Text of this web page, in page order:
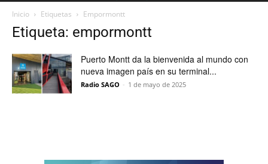
Inicio Etiquetas Empormontt
Etiqueta: empormontt
Puerto Montt da la bienvenida al mundo con
nueva imagen país en su terminal...
Radio SAGO - 1 de mayo de 2025